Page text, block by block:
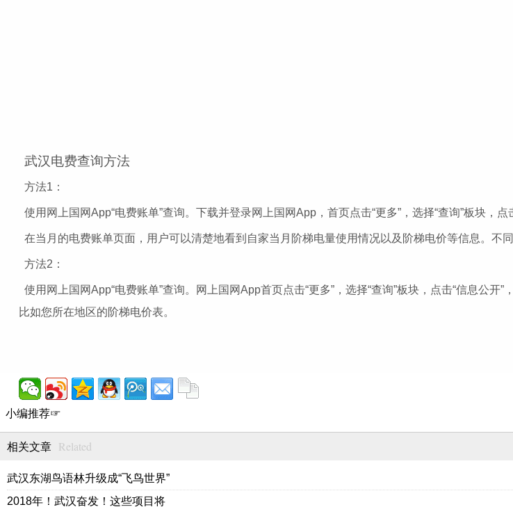
武汉电费查询方法
方法1：
使用网上国网App“电费账单”查询。下载并登录网上国网App，首页点击“更多”，选择“查询”板块，
在当月的电费账单页面，用户可以清楚地看到自家当月阶梯电量使用情况以及阶梯电价等信息。不
方法2：
使用网上国网App“电费账单”查询。网上国网App首页点击“更多”，选择“查询”板块，点击“信息公开
比如您所在地区的阶梯电价表。
小编推荐☞
相关文章 Related
武汉东湖鸟语林升级成“飞鸟世界”
2018年！武汉奋发！这些项目将